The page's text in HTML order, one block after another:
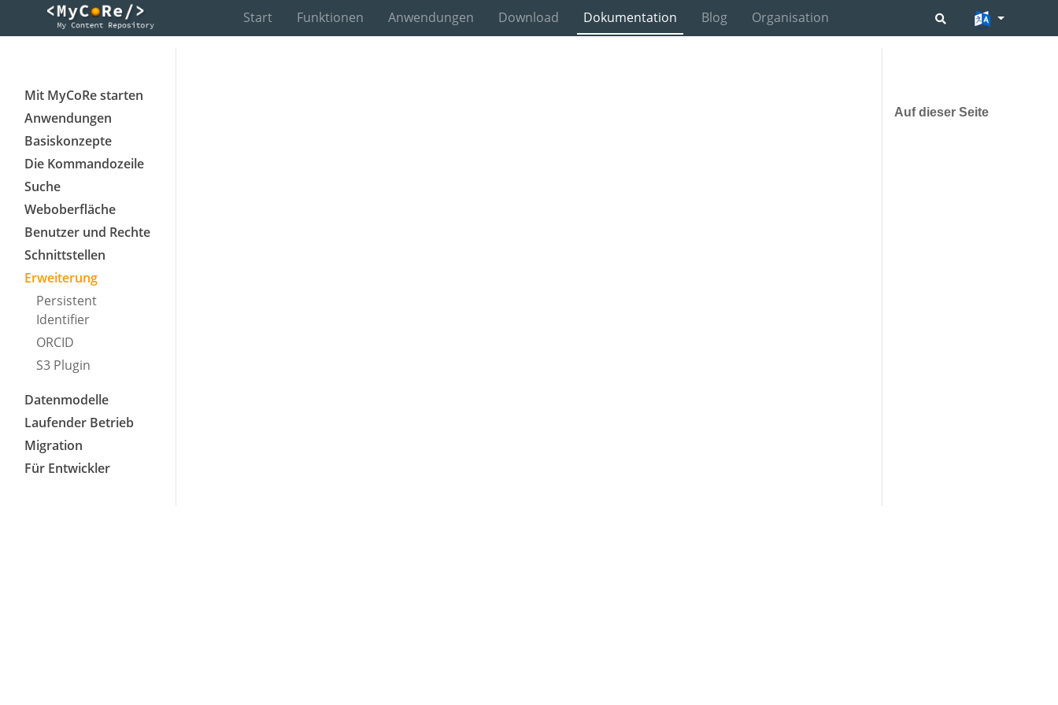
Start Funktionen Anwendungen Download Dokumentation Blog Organisation
Mit MyCoRe starten
Anwendungen
Basiskonzepte
Die Kommandozeile
Suche
Weboberfläche
Benutzer und Rechte
Schnittstellen
Erweiterung
Persistent
Identifier
ORCID
S3 Plugin
Datenmodelle
Laufender Betrieb
Migration
Für Entwickler
Auf dieser Seite